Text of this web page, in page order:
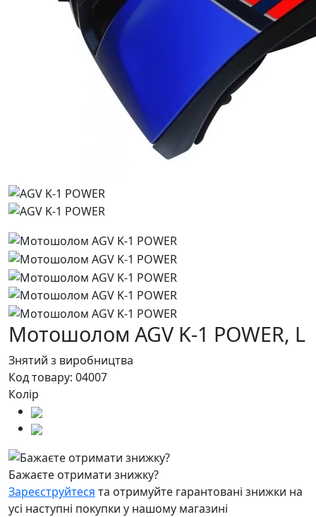
Мотошолом AGV K-1 POWER, L
Знятий з виробництва
Код товару: 04007
Колір
Бажаєте отримати знижку?
Зареєструйтеся та отримуйте гарантовані знижки на
усі наступні покупки у нашому магазині